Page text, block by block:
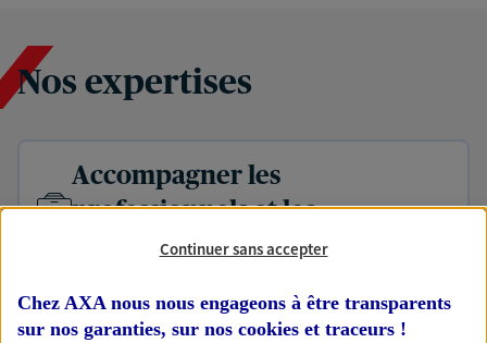
Nos expertises
Accompagner les
professionnels et les
entreprises
bâtissons ensemble des solutions cohérentes pour
protéger votre activité, vos collaborateurs... mais aussi
Continuer sans accepter
Chez AXA nous nous engageons à être transparents
sur nos garanties, sur nos cookies et traceurs !